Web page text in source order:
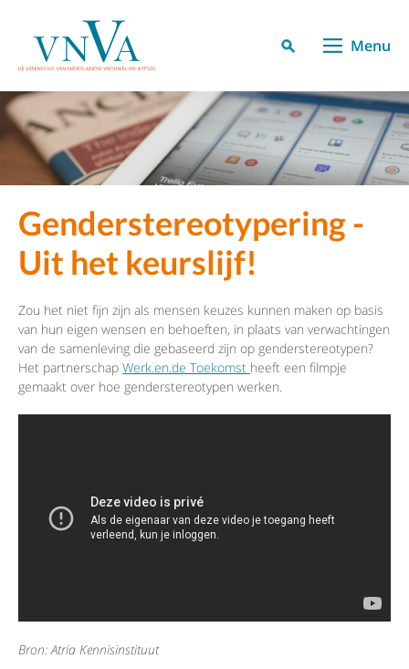
Menu
Genderstereotypering -
Uit het keurslijf!
Zou het niet fijn zijn als mensen keuzes kunnen maken op basis
van hun eigen wensen en behoeften, in plaats van verwachtingen
van de samenleving die gebaseerd zijn op genderstereotypen?
Het partnerschap Werk.en.de Toekomst heeft een filmpje
gemaakt over hoe genderstereotypen werken.
Bron: Atria Kennisinstituut